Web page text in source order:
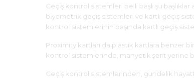
Geçiş kontrol sistemleri belli başlı şu
biyometrik geçiş sistemleri ve kartlı geçiş
kontrol sistemlerinin başında kartlı geçiş
Proximity kartları da plastik kartlara benzer bir
kontrol sistemlerinde, manyetik şerit yerine
Geçiş kontrol sistemlerinden, gündelik